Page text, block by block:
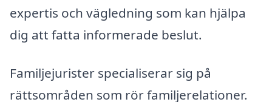
expertis och vägledning som kan hjälpa
dig att fatta informerade beslut.
Familjejurister specialiserar sig på
rättsområden som rör familjerelationer.